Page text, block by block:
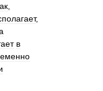
,
в